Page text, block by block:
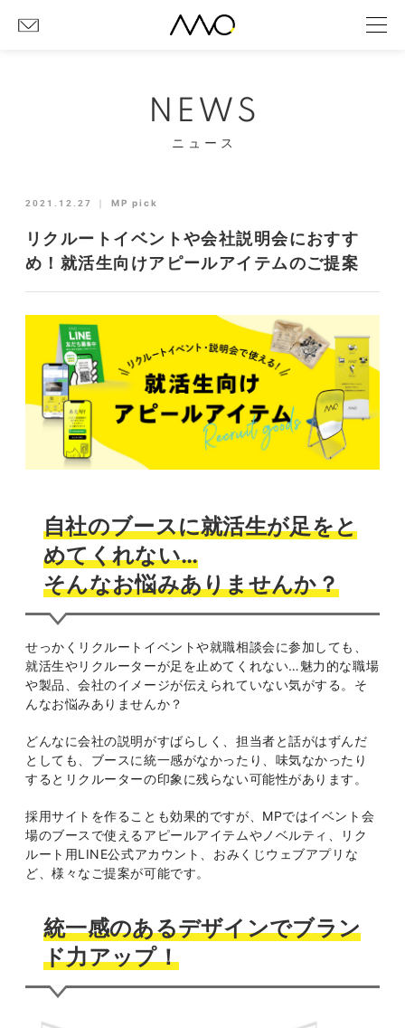
NEWS
ニュース
2021.12.27 ｜ MP pick
リクルートイベントや会社説明会におすす
め！就活生向けアピールアイテムのご提案
自社のブースに就活生が足をと
めてくれない…
そんなお悩みありませんか？
せっかくリクルートイベントや就職相談会に参加しても、
就活生やリクルーターが足を止めてくれない…魅力的な職場
や製品、会社のイメージが伝えられていない気がする。そ
んなお悩みありませんか？
どんなに会社の説明がすばらしく、担当者と話がはずんだ
としても、ブースに統一感がなかったり、味気なかったり
するとリクルーターの印象に残らない可能性があります。
採用サイトを作ることも効果的ですが、MPではイベント会
場のブースで使えるアピールアイテムやノベルティ、リク
ルート用LINE公式アカウント、おみくじウェブアプリな
ど、様々なご提案が可能です。
統一感のあるデザインでブラン
ド力アップ！